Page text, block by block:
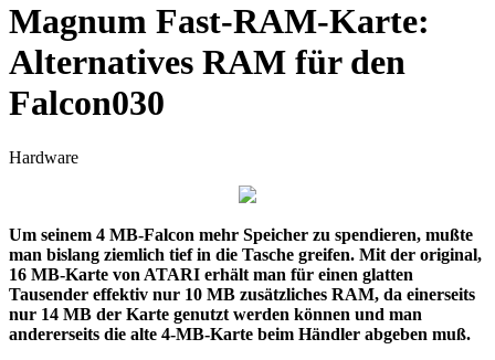
Magnum Fast-RAM-Karte:
Alternatives RAM für den
Falcon030
Hardware
Um seinem 4 MB-Falcon mehr Speicher zu spendieren, mußte
man bislang ziemlich tief in die Tasche greifen. Mit der original,
16 MB-Karte von ATARI erhält man für einen glatten
Tausender effektiv nur 10 MB zusätzliches RAM, da einerseits
nur 14 MB der Karte genutzt werden können und man
andererseits die alte 4-MB-Karte beim Händler abgeben muß.